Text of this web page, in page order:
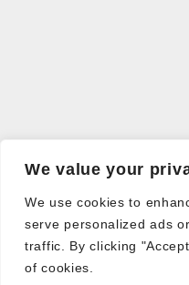
We value your
We use cookies to
serve personalized ads
traffic. By clicking
of cookies.